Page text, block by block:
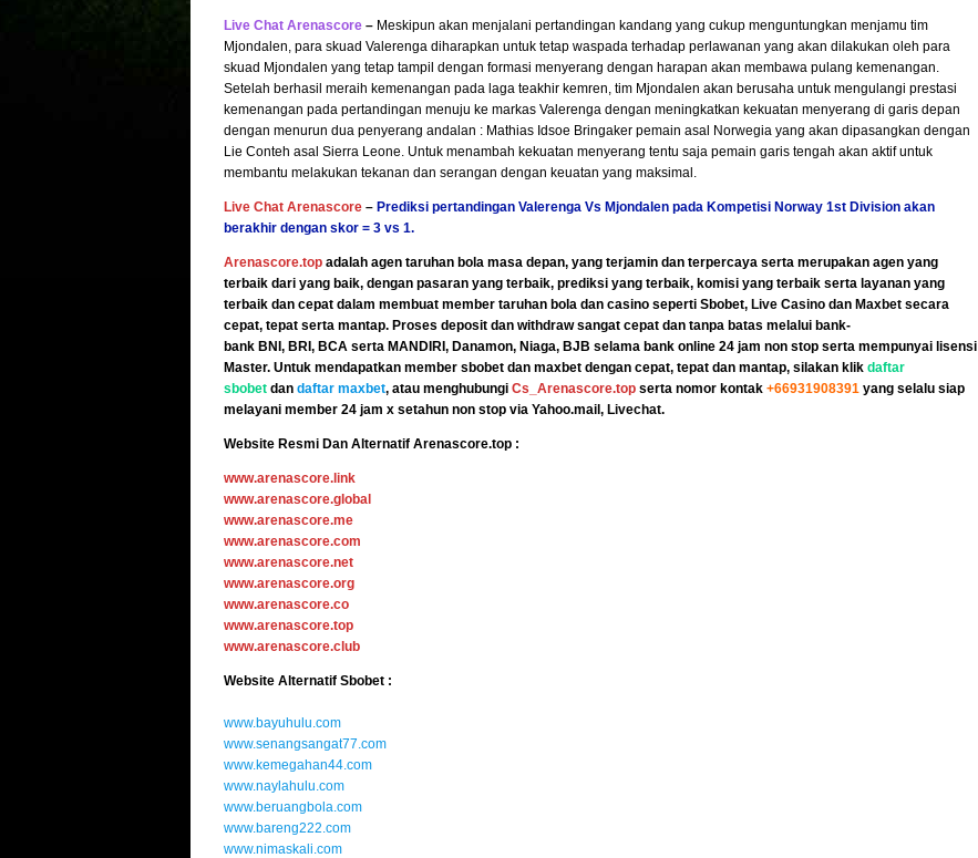
Live Chat Arenascore – Meskipun akan menjalani pertandingan kandang yang cukup menguntungkan menjamu tim
Mjondalen, para skuad Valerenga diharapkan untuk tetap waspada terhadap perlawanan yang akan dilakukan oleh para
skuad Mjondalen yang tetap tampil dengan formasi menyerang dengan harapan akan membawa pulang kemenangan.
Setelah berhasil meraih kemenangan pada laga teakhir kemren, tim Mjondalen akan berusaha untuk mengulangi prestasi
kemenangan pada pertandingan menuju ke markas Valerenga dengan meningkatkan kekuatan menyerang di garis depan
dengan menurun dua penyerang andalan : Mathias Idsoe Bringaker pemain asal Norwegia yang akan dipasangkan dengan
Lie Conteh asal Sierra Leone. Untuk menambah kekuatan menyerang tentu saja pemain garis tengah akan aktif untuk
membantu melakukan tekanan dan serangan dengan keuatan yang maksimal.
Live Chat Arenascore – Prediksi pertandingan Valerenga Vs Mjondalen pada Kompetisi Norway 1st Division akan
berakhir dengan skor = 3 vs 1.
Arenascore.top adalah agen taruhan bola masa depan, yang terjamin dan terpercaya serta merupakan agen yang
terbaik dari yang baik, dengan pasaran yang terbaik, prediksi yang terbaik, komisi yang terbaik serta layanan yang
terbaik dan cepat dalam membuat member taruhan bola dan casino seperti Sbobet, Live Casino dan Maxbet secara
cepat, tepat serta mantap. Proses deposit dan withdraw sangat cepat dan tanpa batas melalui bank-
bank BNI, BRI, BCA serta MANDIRI, Danamon, Niaga, BJB selama bank online 24 jam non stop serta mempunyai lisensi
Master. Untuk mendapatkan member sbobet dan maxbet dengan cepat, tepat dan mantap, silakan klik daftar
sbobet dan daftar maxbet, atau menghubungi Cs_Arenascore.top serta nomor kontak +66931908391 yang selalu siap
melayani member 24 jam x setahun non stop via Yahoo.mail, Livechat.
Website Resmi Dan Alternatif Arenascore.top :
www.arenascore.link
www.arenascore.global
www.arenascore.me
www.arenascore.com
www.arenascore.net
www.arenascore.org
www.arenascore.co
www.arenascore.top
www.arenascore.club
Website Alternatif Sbobet :
www.bayuhulu.com
www.senangsangat77.com
www.kemegahan44.com
www.naylahulu.com
www.beruangbola.com
www.bareng222.com
www.nimaskali.com